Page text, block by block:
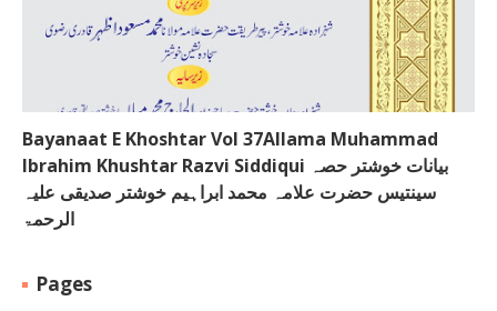
Bayanaat E Khoshtar Vol 37Allama Muhammad
Ibrahim Khushtar Razvi Siddiqui بیانات خوشتر حصہ
سینتیس حضرت علامہ محمد ابراہیم خوشتر صدیقی علیہ
الرحمۃ
Pages